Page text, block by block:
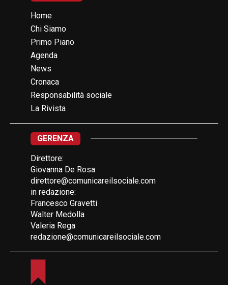
Home
Chi Siamo
Primo Piano
Agenda
News
Cronaca
Responsabilità sociale
La Rivista
GERENZA
Direttore:
Giovanna De Rosa
direttore@comunicareilsociale.com
in redazione:
Francesco Gravetti
Walter Medolla
Valeria Rega
redazione@comunicareilsociale.com